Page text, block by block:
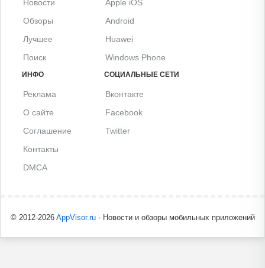
Новости
Обзоры
Лучшее
Поиск
Apple iOS
Android
Huawei
Windows Phone
ИНФО
Реклама
О сайте
Соглашение
Контакты
DMCA
СОЦИАЛЬНЫЕ СЕТИ
Вконтакте
Facebook
Twitter
© 2012-2026 AppVisor.ru- Новости и обзоры мобильных приложений